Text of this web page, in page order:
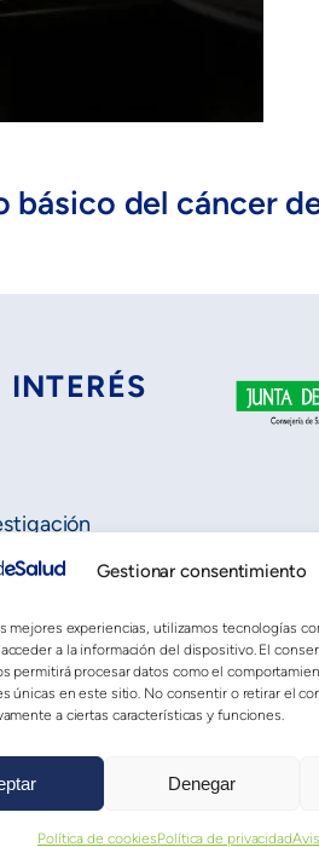
Gestionar consentimiento
mejores experiencias, utilizamos tecnologías
a la información del dispositivo. El
permitirá procesar datos como el
únicas en este sitio. No consentir o retirar el
a ciertas características y funciones.
Denegar
Política de cookiesPolítica de privacidad
INTERÉS